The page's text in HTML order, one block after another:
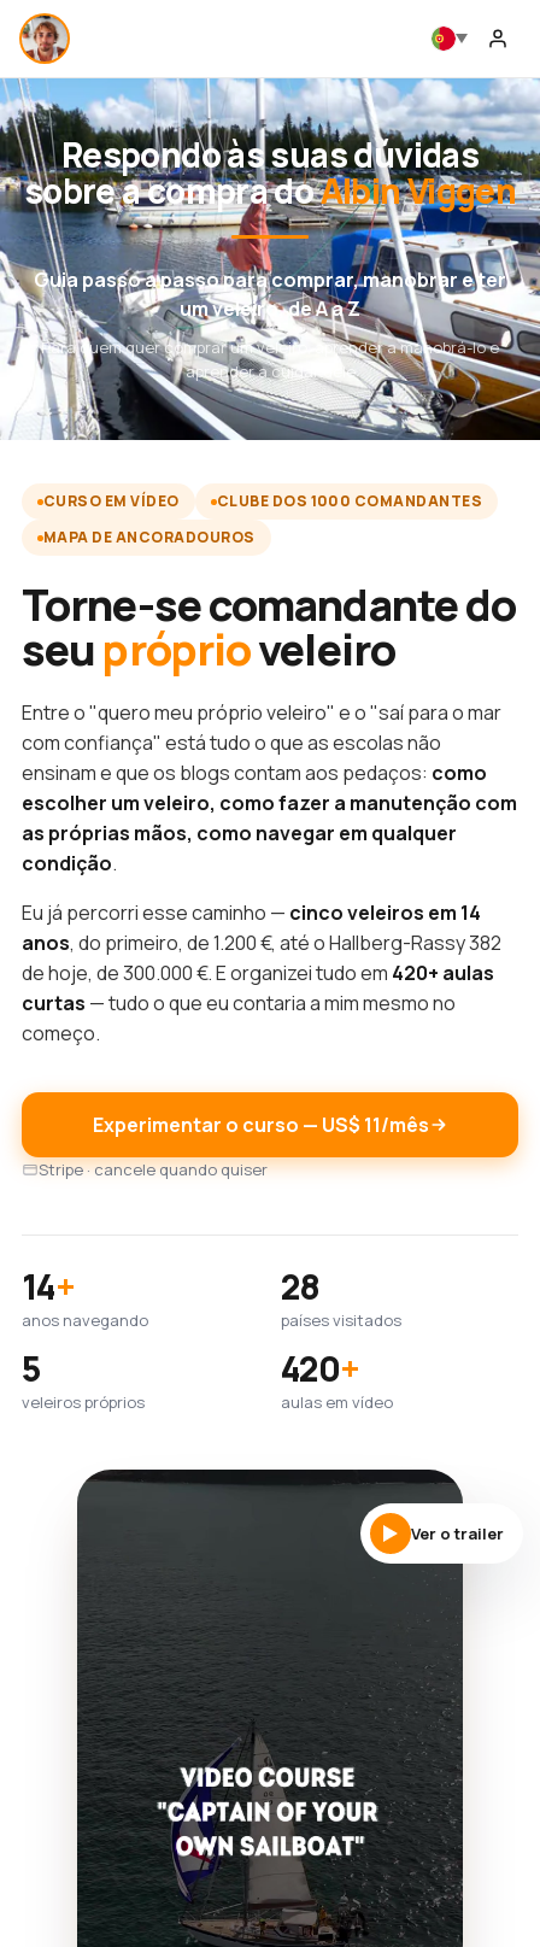
Respondo às suas dúvidas
sobre a compra doAlbin Viggen
Guia passo a passo para comprar, manobrar e ter
um veleiro, de A a Z
Para quem quer comprar um veleiro, aprender a manobrá-lo e
aprender a cuidar dele
CURSO EM VÍDEO
CLUBE DOS 1000 COMANDANTES
MAPA DE ANCORADOUROS
Torne-se comandante do
seupróprioveleiro
Entre o "quero meu próprio veleiro" e o "saí para o mar
com confiança" está tudo o que as escolas não
ensinam e que os blogs contam aos pedaços: como
escolher um veleiro, como fazer a manutenção com
as próprias mãos, como navegar em qualquer
condição.
Eu já percorri esse caminho — cinco veleiros em 14
anos, do primeiro, de 1.200 €, até o Hallberg-Rassy 382
de hoje, de 300.000 €. E organizei tudo em 420+ aulas
curtas — tudo o que eu contaria a mim mesmo no
começo.
Experimentar o curso — US$ 11/mês
Stripe · cancele quando quiser
14+
anos navegando
28
países visitados
5
veleiros próprios
420+
aulas em vídeo
Ver o trailer